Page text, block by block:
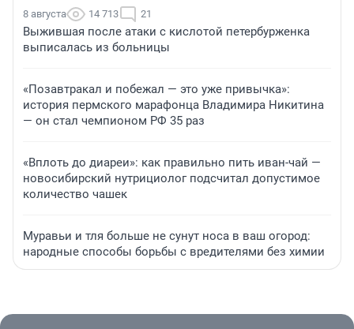
8 августа 14 713 21
Выжившая после атаки с кислотой петербурженка
выписалась из больницы
«Позавтракал и побежал — это уже привычка»:
история пермского марафонца Владимира Никитина
— он стал чемпионом РФ 35 раз
«Вплоть до диареи»: как правильно пить иван-чай —
новосибирский нутрициолог подсчитал допустимое
количество чашек
Муравьи и тля больше не сунут носа в ваш огород:
народные способы борьбы с вредителями без химии